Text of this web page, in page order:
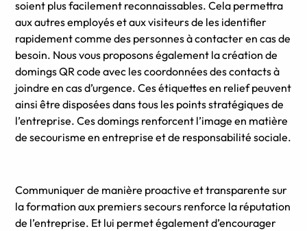
soient plus facilement reconnaissables. Cela permettra
aux autres employés et aux visiteurs de les identifier
rapidement comme des personnes à contacter en cas de
besoin. Nous vous proposons également la création de
domings QR code avec les coordonnées des contacts à
joindre en cas d’urgence. Ces étiquettes en relief peuvent
ainsi être disposées dans tous les points stratégiques de
l’entreprise. Ces domings renforcent l’image en matière
de secourisme en entreprise et de responsabilité sociale.
Communiquer de manière proactive et transparente sur
la formation aux premiers secours renforce la réputation
de l’entreprise. Et lui permet également d’encourager